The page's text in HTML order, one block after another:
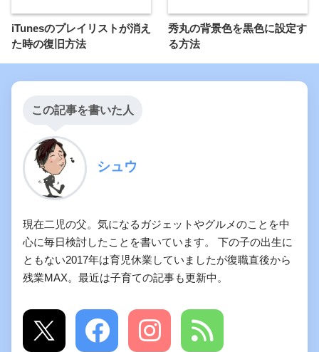
iTunesのプレイリストが消え
た時の復旧方法
秀丸の背景色を黒色に設定す
る方法
この記事を書いた人
シュウ
現在二児の父。気になるガジェットやグルメのことを中
心に毎日検討したことを書いています。 下の子の出生に
ともない2017年は育児休業していましたが復職直後から
残業MAX。最近は子育ての記事も更新中。